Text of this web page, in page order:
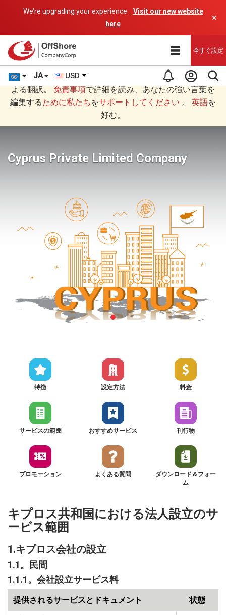
We’re upgrading your experience.
Visit our new website
here
×
JA USD
今すぐ設定
あなたは日本語 (にほんご)で読んでいますAIプログラムに
よる翻訳。 免責事項で詳細を読み、あなたの強い言葉を
編集するために私たち をサポートしてください 。 英語を
好む。
Cyprus Private Limited Company
特徴 設定方法 料金
サービスの範囲 おすすめサービス 刊行物
プロモーション よくある質問
ダウンロード＆フォー
ム
キプロス共和国における法人設立のサ
ービス範囲
1.キプロス会社の設立
1.1。民間
1.1.1。会社設立サービス料
提供されるサービスとドキュメント 状態